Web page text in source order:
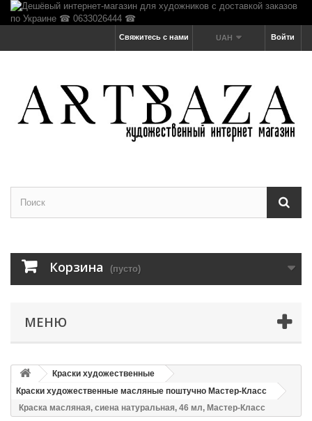
Войти
UAH
Свяжитесь с нами
Корзина (пусто)
МЕНЮ
Краски художественные
Краски художественные масляные поштучно Мастер-Класс
Краска масляная, сиена натуральная, 46 мл, Мастер-Класс